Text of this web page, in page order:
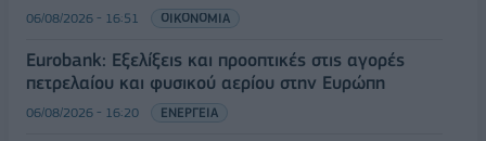
06/08/2026 - 16:51 ΟΙΚΟΝΟΜΙΑ
Eurobank: Εξελίξεις και προοπτικές στις αγορές
πετρελαίου και φυσικού αερίου στην Ευρώπη
06/08/2026 - 16:20 ΕΝΕΡΓΕΙΑ